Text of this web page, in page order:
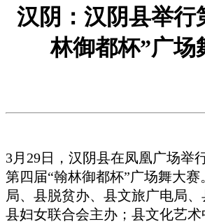
汉阴：汉阴县举行
林御都杯”广场
3月 29日，汉阴县在凤凰广场举
第四届“翰林御都杯”广场舞大赛
局、县脱贫办、县文旅广电局、
县妇女联合会主办；县文化艺